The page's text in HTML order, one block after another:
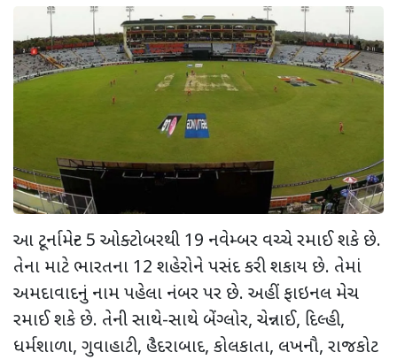
આ ટૂર્નામેન્ટ 5 ઓક્ટોબરથી 19 નવેમ્બર વચ્ચે રમાઈ શકે છે.
તેના માટે ભારતના 12 શહેરોને પસંદ કરી શકાય છે. તેમાં
અમદાવાદનું નામ પહેલા નંબર પર છે. અહીં ફાઇનલ મેચ
રમાઈ શકે છે. તેની સાથે-સાથે બેંગ્લોર, ચેન્નાઈ, દિલ્હી,
ધર્મશાળા, ગુવાહાટી, હૈદરાબાદ, કોલકાતા, લખનૌ, રાજકોટ